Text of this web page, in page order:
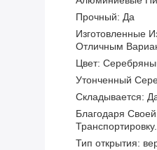
Прочный: Да
Изготовленные
Отличным
Цвет:
Утонченный
Складывается:
Благодаря
Транспортировку.
Тип открытия: